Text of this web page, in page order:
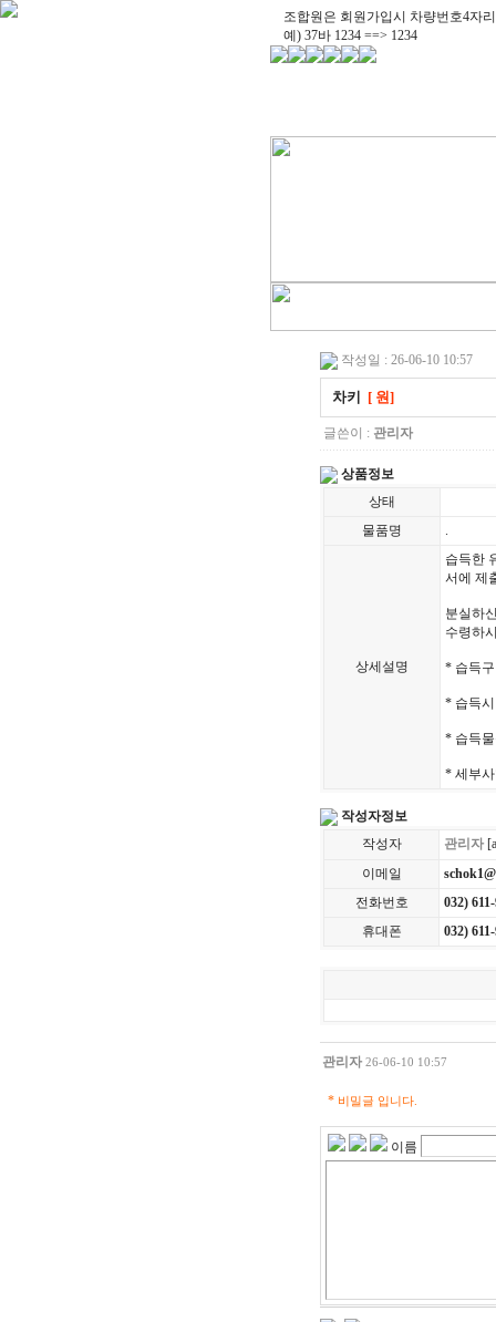
조합원은 회원가입시 차량번호4자
예) 37바 1234 ==> 1234
작성일 : 26-06-10 10:57
차키 [ 원]
글쓴이 : 관리자
상품정보
상태
물품명
.
상세설명
습득한
서에 제
분실하
수령하
* 습득
* 습득
* 습득
* 세부
작성자정보
작성자
관리자
이메일
전화번호
032)
휴대폰
032)
관리자 26-06-10 10:57
* 비밀글 입니다.
이름